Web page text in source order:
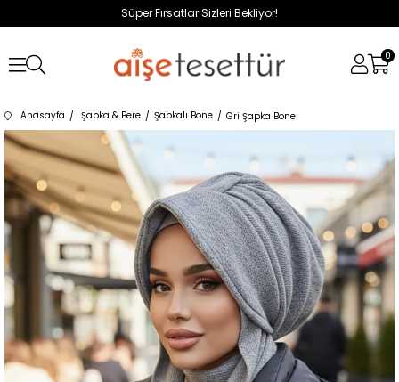
Süper Fırsatlar Sizleri Bekliyor!
0
Anasayfa Şapka & Bere Şapkalı Bone Gri Şapka Bone